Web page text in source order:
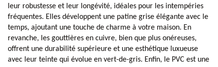
leur robustesse et leur longévité, idéales pour les intempéries
fréquentes. Elles développent une patine grise élégante avec le
temps, ajoutant une touche de charme à votre maison. En
revanche, les gouttières en cuivre, bien que plus onéreuses,
offrent une durabilité supérieure et une esthétique luxueuse
avec leur teinte qui évolue en vert-de-gris. Enfin, le PVC est une